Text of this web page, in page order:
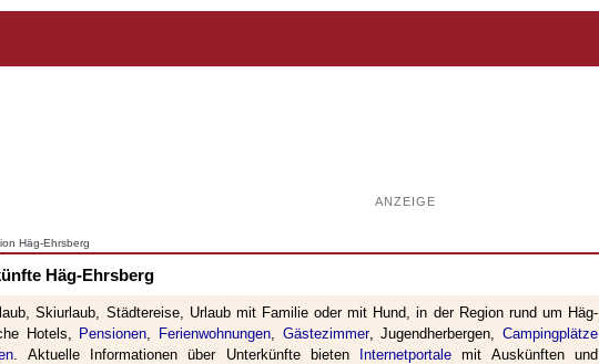
ANZEIGE
Häg-Ehrsberg
Häg-Ehrsberg
Skiurlaub, Städtereise, Urlaub mit Familie oder mit Hund, in der Region rund um Häg-
Hotels, Pensionen, Ferienwohnungen, Gästezimmer, Jugendherbergen,Campingplätze
. Aktuelle Informationen über Unterkünfte bieten Internetportale mit Auskünften und